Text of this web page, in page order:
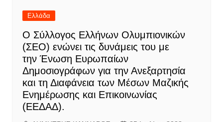
Ελλάδα
Ο Σύλλογος Ελλήνων Ολυμπιονικών
(ΣΕΟ) ενώνει τις δυνάμεις του με
την Ένωση Ευρωπαίων
Δημοσιογράφων για την Ανεξαρτησία
και τη Διαφάνεια των Μέσων Μαζικής
Ενημέρωσης και Επικοινωνίας
(ΕΕΔΑΔ).